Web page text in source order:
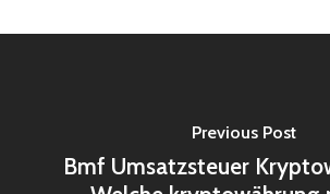
Previous Post
Bmf Umsatzsteuer